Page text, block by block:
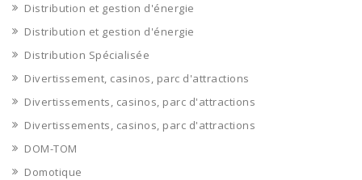
Distribution et gestion d'énergie
Distribution et gestion d'énergie
Distribution Spécialisée
Divertissement, casinos, parc d'attractions
Divertissements, casinos, parc d'attractions
Divertissements, casinos, parc d'attractions
DOM-TOM
Domotique